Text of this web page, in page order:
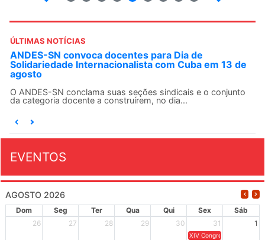
ÚLTIMAS NOTÍCIAS
ANDES-SN convoca docentes para Dia de
Solidariedade Internacionalista com Cuba em 13 de
agosto
O ANDES-SN conclama suas seções sindicais e o conjunto
da categoria docente a construírem, no dia...
EVENTOS
AGOSTO 2026
Dom Seg Ter Qua Qui Sex
Sáb
26
27 28 29 30 31 1
XIV Congresso Brasileiro